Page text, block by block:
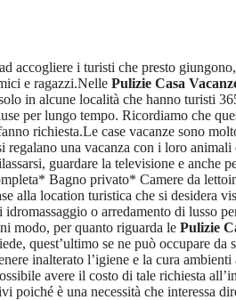
accogliere i turisti che presto
e ragazzi.Nelle Pulizie Casa
in alcune località che hanno turisti
per lungo tempo. Ricordiamo che
richiesta.Le case vacanze sono
una vacanza con i loro
guardare la televisione e anche
Bagno privato* Camere da
alla location turistica che si desidera
o arredamento di lusso
modo, per quanto riguarda le Pulizie
quest’ultimo se ne può occupare
inalterato l’igiene e la cura
avere il costo di tale richiesta
poiché è una necessità che interessa